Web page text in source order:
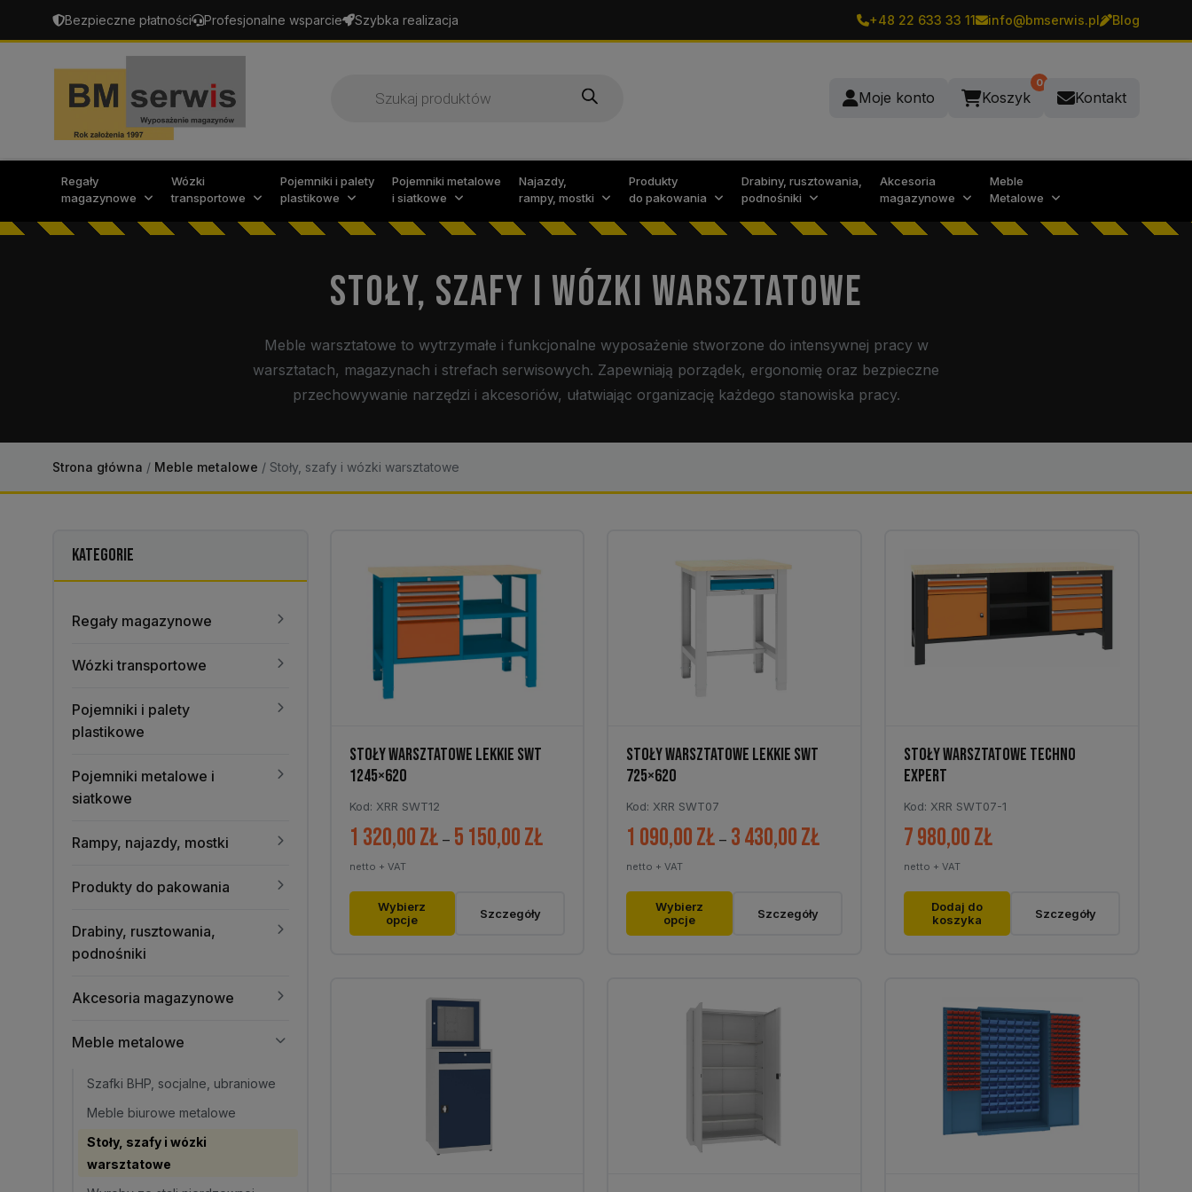
Bezpieczne płatności Profesjonalne wsparcie Szybka realizacja +48 22 633 33 11 info@bmserwis.pl Blog
produktów
Moje konto Koszyk
0
Kontakt
Regały
magazynowe
Wózki
transportowe
Pojemniki i palety
plastikowe
Pojemniki metalowe
i siatkowe
Najazdy,
rampy, mostki
Produkty
do pakowania
Drabiny, rusztowania,
podnośniki
Akcesoria
magazynowe
Meble
Metalowe
STOŁY, SZAFY I WÓZKI WARSZTATOWE
Meble warsztatowe to wytrzymałe i funkcjonalne wyposażenie stworzone do intensywnej pracy w
warsztatach, magazynach i strefach serwisowych. Zapewniają porządek, ergonomię oraz bezpieczne
przechowywanie narzędzi i akcesoriów, ułatwiając organizację każdego stanowiska pracy.
Strona główna / Meble metalowe / Stoły, szafy i wózki warsztatowe
KATEGORIE
Regały magazynowe
Wózki transportowe
Pojemniki i palety
plastikowe
Pojemniki metalowe i
siatkowe
Rampy, najazdy, mostki
Produkty do pakowania
Drabiny, rusztowania,
podnośniki
Akcesoria magazynowe
Meble metalowe
Szafki BHP, socjalne, ubraniowe
Meble biurowe metalowe
Stoły, szafy i wózki
warsztatowe
STOŁY WARSZTATOWE LEKKIE SWT
1245×620
Kod: XRR SWT12
1 320,00zł – 5 150,00zł
netto + VAT
Wybierz
opcje
produkt
Szczegóły
STOŁY WARSZTATOWE LEKKIE SWT
725×620
Kod: XRR SWT07
1 090,00zł – 3 430,00zł
netto + VAT
Wybierz
opcje
produkt
Szczegóły
STOŁY WARSZTATOWE TECHNO
EXPERT
Kod: XRR SWT07-1
7 980,00zł
netto + VAT
Dodaj do
koszyka
Szczegóły